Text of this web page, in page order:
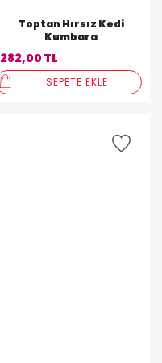
Toptan Hırsız Kedi
Kumbara
282,00 TL
SEPETE EKLE